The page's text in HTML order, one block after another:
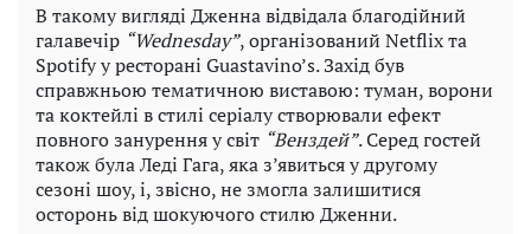
В такому вигляді Дженна відвідала благодійний
галавечір “Wednesday”, організований Netflix та
Spotify у ресторані Guastavino’s. Захід був
справжньою тематичною виставою: туман, ворони
та коктейлі в стилі серіалу створювали ефект
повного занурення у світ “Венздей”. Серед гостей
також була Леді Гага, яка з’явиться у другому
сезоні шоу, і, звісно, не змогла залишитися
осторонь від шокуючого стилю Дженни.